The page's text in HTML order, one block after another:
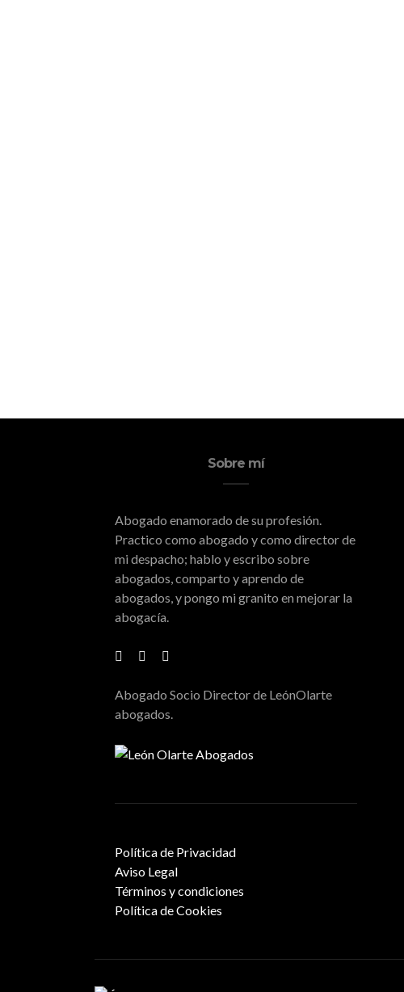
Sobre mí
Abogado enamorado de su profesión.
Practico como abogado y como director de
mi despacho; hablo y escribo sobre
abogados, comparto y aprendo de
abogados, y pongo mi granito en mejorar la
abogacía.
Abogado Socio Director de LeónOlarte
abogados.
Política de Privacidad
Aviso Legal
Términos y condiciones
Política de Cookies